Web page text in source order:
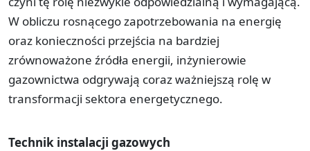
W obliczu rosnącego zapotrzebowania na energię
oraz konieczności przejścia na bardziej
zrównoważone źródła energii, inżynierowie
gazownictwa odgrywają coraz ważniejszą rolę w
transformacji sektora energetycznego.
Technik instalacji gazowych